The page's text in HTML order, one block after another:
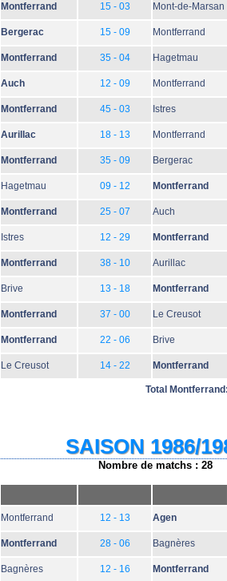
Montferrand 15 - 03 Mont-de-Marsan
Bergerac 15 - 09 Montferrand
Montferrand 35 - 04 Hagetmau
Auch 12 - 09 Montferrand
Montferrand 45 - 03 Istres
Aurillac 18 - 13 Montferrand
Montferrand 35 - 09 Bergerac
Hagetmau 09 - 12 Montferrand
Montferrand 25 - 07 Auch
Istres 12 - 29 Montferrand
Montferrand 38 - 10 Aurillac
Brive 13 - 18 Montferrand
Montferrand 37 - 00 Le Creusot
Montferrand 22 - 06 Brive
Le Creusot 14 - 22 Montferrand
Total Montferrand:
SAISON 1986/
Nombre de matchs : 28
Montferrand 12 - 13 Agen
Montferrand 28 - 06 Bagnères
Bagnères 12 - 16 Montferrand